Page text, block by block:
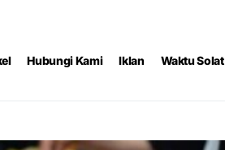
Hubungi Kami Iklan Waktu Solat